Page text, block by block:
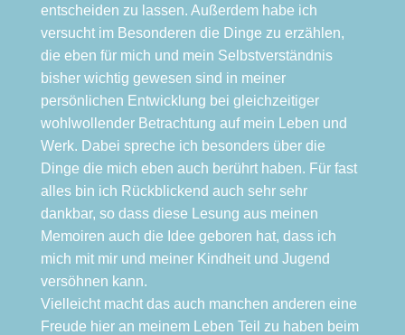
entscheiden zu lassen. Außerdem habe ich
versucht im Besonderen die Dinge zu erzählen,
die eben für mich und mein Selbstverständnis
bisher wichtig gewesen sind in meiner
persönlichen Entwicklung bei gleichzeitiger
wohlwollender Betrachtung auf mein Leben und
Werk. Dabei spreche ich besonders über die
Dinge die mich eben auch berührt haben. Für fast
alles bin ich Rückblickend auch sehr sehr
dankbar, so dass diese Lesung aus meinen
Memoiren auch die Idee geboren hat, dass ich
mich mit mir und meiner Kindheit und Jugend
versöhnen kann.
Vielleicht macht das auch manchen anderen eine
Freude hier an meinem Leben Teil zu haben beim